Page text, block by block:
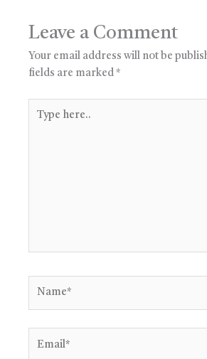
Leave a Comment
Your email address will not be
fields are marked *
here..